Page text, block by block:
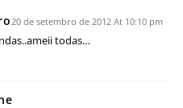
20 de setembro de 2012 At 10:10 pm
todas…